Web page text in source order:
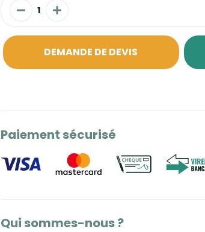
DEMANDE DE DEVIS
Paiement sécurisé
Qui sommes-nous ?